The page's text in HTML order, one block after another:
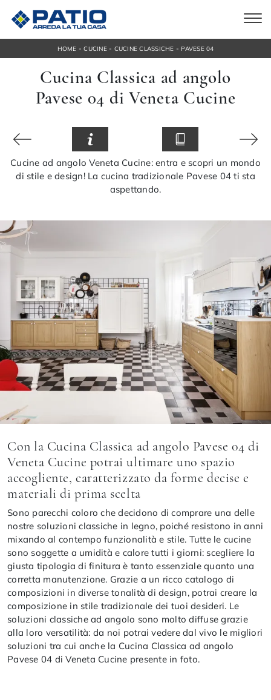
HOME -CUCINE- CUCINE CLASSICHE -PAVESE 04
Cucina Classica ad angolo
Pavese 04 di Veneta Cucine
Cucine ad angolo Veneta Cucine: entra e scopri un mondo
di stile e design! La cucina tradizionale Pavese 04 ti sta
aspettando.
Con la Cucina Classica ad angolo Pavese 04 di
Veneta Cucine potrai ultimare uno spazio
accogliente, caratterizzato da forme decise e
materiali di prima scelta
Sono parecchi coloro che decidono di comprare una delle
nostre soluzioni classiche in legno, poiché resistono in anni
mixando al contempo funzionalità e stile. Tutte le cucine
sono soggette a umidità e calore tutti i giorni: scegliere la
giusta tipologia di finitura è tanto essenziale quanto una
corretta manutenzione. Grazie a un ricco catalogo di
composizioni in diverse tonalità di design, potrai creare la
composizione in stile tradizionale dei tuoi desideri. Le
soluzioni classiche ad angolo sono molto diffuse grazie
alla loro versatilità: da noi potrai vedere dal vivo le migliori
soluzioni tra cui anche la Cucina Classica ad angolo
Pavese 04 di Veneta Cucine presente in foto.